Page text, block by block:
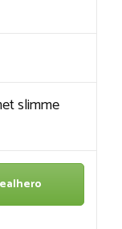
slimme